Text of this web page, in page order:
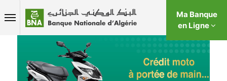
Ma Banque
en Ligne